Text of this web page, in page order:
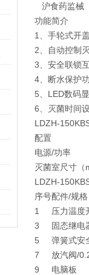
沪食药监械
功能简介
1、手轮式开
2、自动控制
3、安全联锁
4、断水保护
5、LED数码
6、灭菌时间
LDZH-
配置
电源/功率
灭菌室尺寸（
LDZH-
序号配件/规格
1
压力温度
3
固态继
5
弹簧式安
7
放汽阀/
9
电脑板